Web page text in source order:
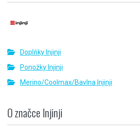
Doplňky Injinji
Ponožky Injinji
Merino/Coolmax/Bavlna Injinji
O značce Injinji